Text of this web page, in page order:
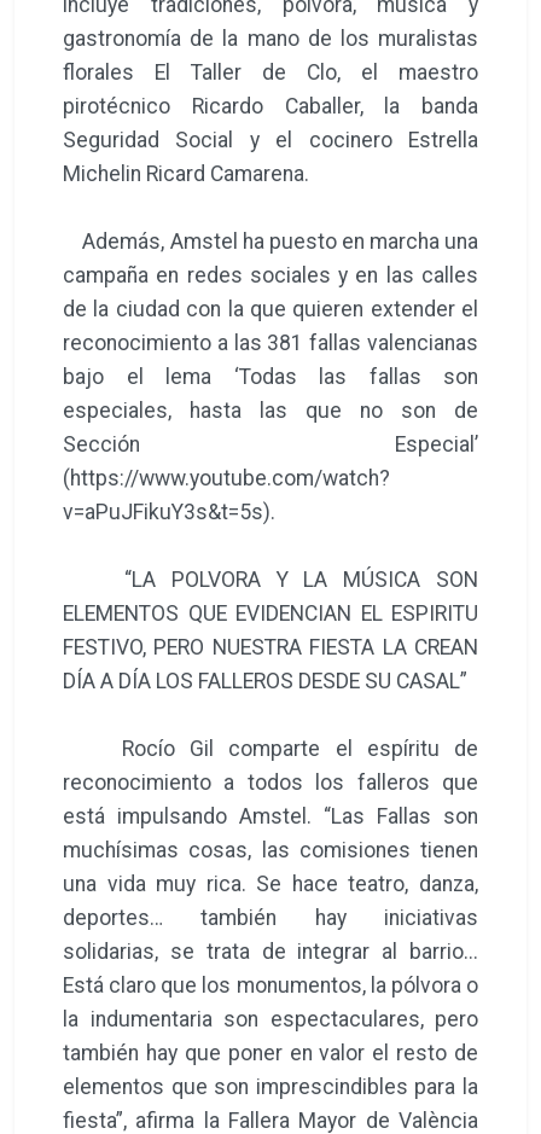
gastronomía de la mano de los muralistas
florales El Taller de Clo, el maestro
pirotécnico Ricardo Caballer, la banda
Seguridad Social y el cocinero Estrella
Michelin Ricard Camarena.
Además, Amstel ha puesto en marcha una
campaña en redes sociales y en las calles
de la ciudad con la que quieren extender el
reconocimiento a las 381 fallas valencianas
bajo el lema ‘Todas las fallas son
especiales, hasta las que no son de
Sección Especial’
(https://www.youtube.com/watch?
v=aPuJFikuY3s&t=5s).
“LA POLVORA Y LA MÚSICA SON
ELEMENTOS QUE EVIDENCIAN EL ESPIRITU
FESTIVO, PERO NUESTRA FIESTA LA CREAN
DÍA A DÍA LOS FALLEROS DESDE SU CASAL”
Rocío Gil comparte el espíritu de
reconocimiento a todos los falleros que
está impulsando Amstel. “Las Fallas son
muchísimas cosas, las comisiones tienen
una vida muy rica. Se hace teatro, danza,
deportes… también hay iniciativas
solidarias, se trata de integrar al barrio...
Está claro que los monumentos, la pólvora o
la indumentaria son espectaculares, pero
también hay que poner en valor el resto de
elementos que son imprescindibles para la
fiesta”, afirma la Fallera Mayor de València